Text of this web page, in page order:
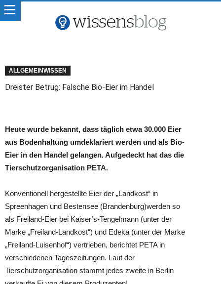
ALLGEMEINWISSEN
Dreister Betrug: Falsche Bio-Eier im Handel
Heute wurde bekannt, dass täglich etwa 30.000 Eier
aus Bodenhaltung umdeklariert werden und als Bio-
Eier in den Handel gelangen. Aufgedeckt hat das die
Tierschutzorganisation PETA.
Konventionell hergestellte Eier der „Landkost“ in
Spreenhagen und Bestensee (Brandenburg)werden so
als Freiland-Eier bei Kaiser’s-Tengelmann (unter der
Marke „Freiland-Landkost“) und Edeka (unter der Marke
„Freiland-Luisenhof“) vertrieben, berichtet PETA in
verschiedenen Tageszeitungen. Laut der
Tierschutzorganisation stammt jedes zweite in Berlin